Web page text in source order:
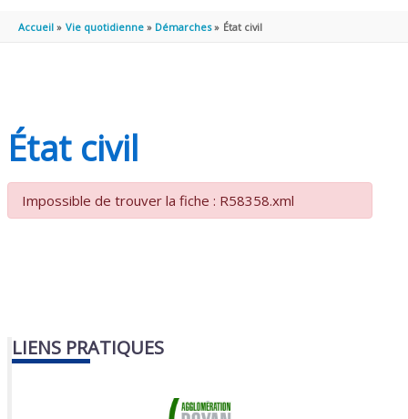
PRINCIPAL
Accueil Vie quotidienne Démarches État civil
État civil
Impossible de trouver la fiche : R58358.xml
LIENS PRATIQUES